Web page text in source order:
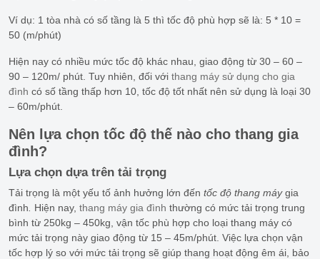
Ví dụ: 1 tòa nhà có số tầng là 5 thì tốc độ phù hợp sẽ là: 5 * 10 =
50 (m/phút)
Hiện nay có nhiều mức tốc độ khác nhau, giao động từ 30 – 60 –
90 – 120m/ phút. Tuy nhiên, đối với thang máy sử dụng cho gia
đình có số tầng thấp hơn 10, tốc độ tốt nhất nên sử dụng là loại 30
– 60m/phút.
Nên lựa chọn tốc độ thế nào cho thang gia
đình?
Lựa chọn dựa trên tải trọng
Tải trọng là một yếu tố ảnh hưởng lớn đến tốc độ thang máygia
đình
Hiện nay, thang máy gia đình thường có mức tải trọng trung
bình từ 250kg – 450kg, vận tốc phù hợp cho loại thang máy có
mức tải trọng này giao động từ 15 – 45m/phút. Việc lựa chọn vận
tốc hợp lý so với mức tải trọng sẽ giúp thang hoạt động êm ái, bảo